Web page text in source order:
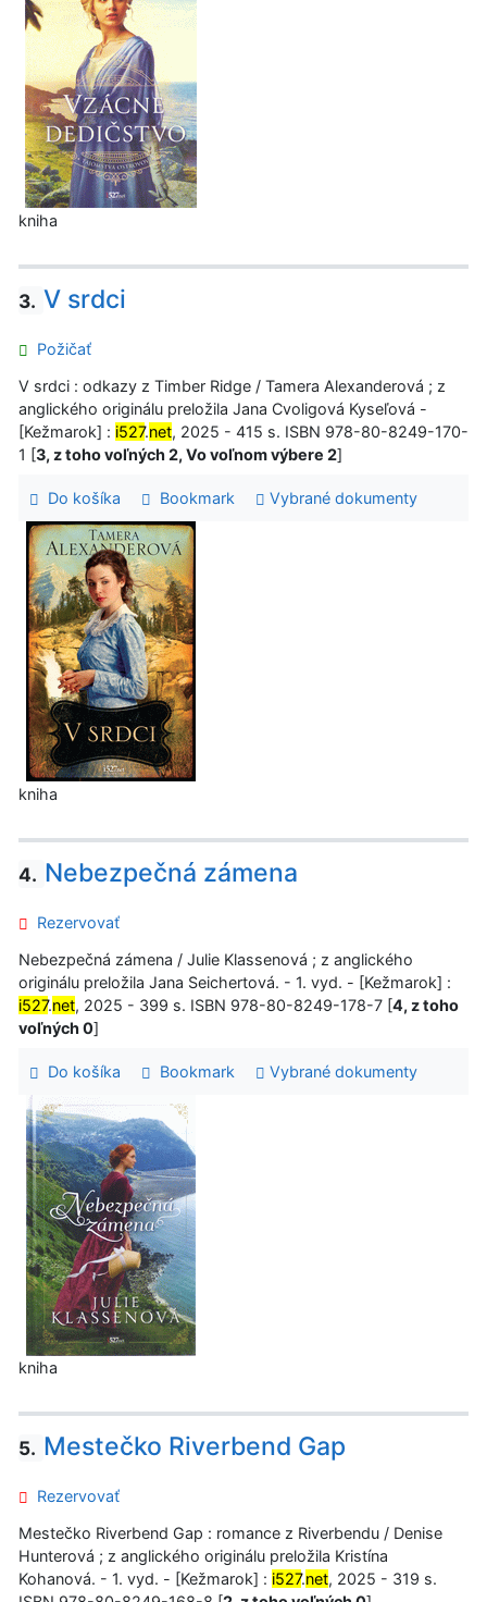
kniha
3. V srdci
Požičať
V srdci : odkazy z Timber Ridge / Tamera Alexanderová ; z
anglického originálu preložila Jana Cvoligová Kyseľová -
[Kežmarok] : i527.net, 2025 - 415 s. ISBN 978-80-8249-170-
1 [3, z toho voľných 2, Vo voľnom výbere 2]
Do košíka Bookmark Vybrané dokumenty
kniha
4. Nebezpečná zámena
Rezervovať
Nebezpečná zámena / Julie Klassenová ; z anglického
originálu preložila Jana Seichertová. - 1. vyd. - [Kežmarok] :
i527.net, 2025 - 399 s. ISBN 978-80-8249-178-7 [4, z toho
voľných 0]
Do košíka Bookmark Vybrané dokumenty
kniha
5. Mestečko Riverbend Gap
Rezervovať
Mestečko Riverbend Gap : romance z Riverbendu / Denise
Hunterová ; z anglického originálu preložila Kristína
Kohanová. - 1. vyd. - [Kežmarok] : i527.net, 2025 - 319 s.